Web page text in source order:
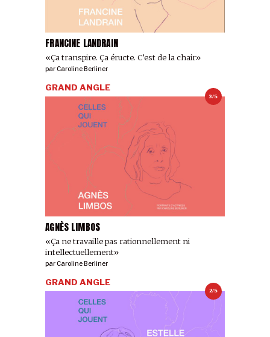
FRANCINE LANDRAIN
«Ça transpire. Ça éructe. C’est de la chair»
parCaroline Berliner
3/5
AGNÈS LIMBOS
«Ça ne travaille pas rationnellement ni
intellectuellement»
GRAND ANGLE
parCaroline Berliner
2/5
GRAND ANGLE